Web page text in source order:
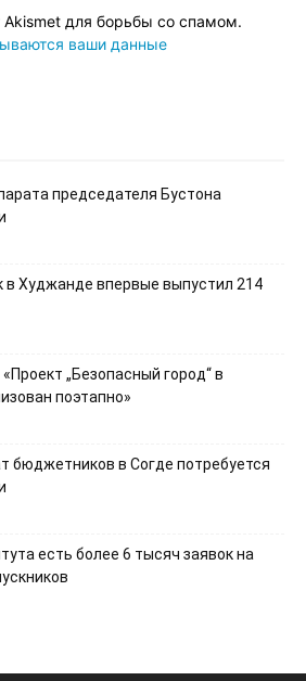
Akismet для борьбы со спамом.
ваши данные
председателя Бустона
в Худжанде впервые выпустил 214
„Безопасный город“ в
поэтапно»
бюджетников в Согде потребуется
есть более 6 тысяч заявок на